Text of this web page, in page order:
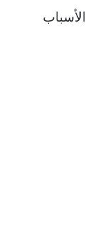
الأسباب